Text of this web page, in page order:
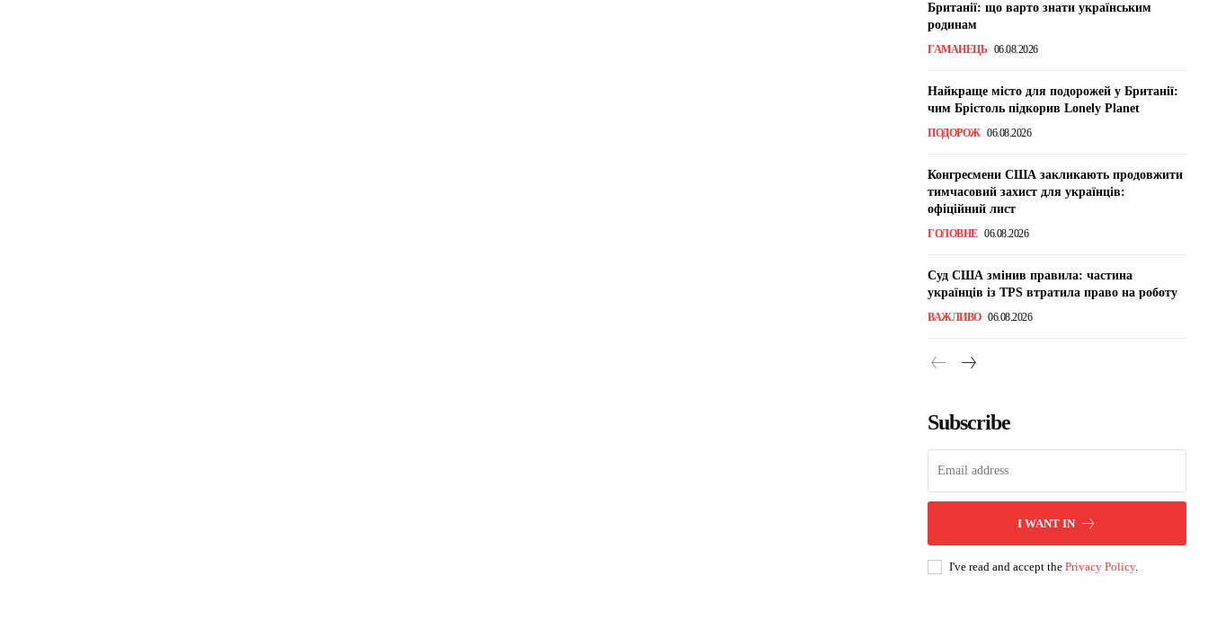
Британії: що варто знати українським
родинам
ГАМАНЕЦЬ 06.08.2026
Найкраще місто для подорожей у Британії:
чим Брістоль підкорив Lonely Planet
ПОДОРОЖ 06.08.2026
Конгресмени США закликають продовжити
тимчасовий захист для українців:
офіційний лист
ГОЛОВНЕ 06.08.2026
Суд США змінив правила: частина
українців із TPS втратила право на роботу
ВАЖЛИВО 06.08.2026
Subscribe
I WANT IN
I've read and accept the Privacy Policy.